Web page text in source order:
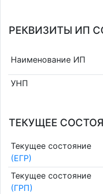
РЕКВИЗИТЫ ИП
Наименование ИП
УНП
ТЕКУЩЕЕ
Текущее состояние
(ЕГР)
Текущее состояние
(ГРП)